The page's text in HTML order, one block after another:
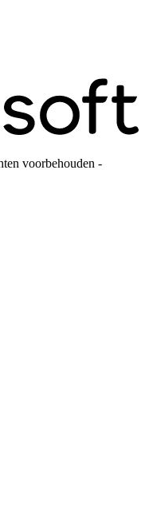
voorbehouden -